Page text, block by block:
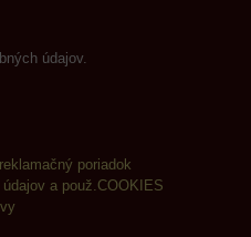
údajov.
poriadok
a použ.COOKIES